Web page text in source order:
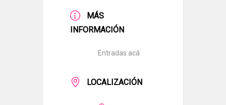
MÁS
INFORMACIÓN
Entradas acá
LOCALIZACIÓN